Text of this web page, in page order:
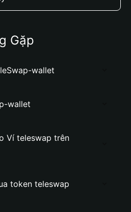
Gặp
wallet
wallet
Ví teleswap trên
token teleswap